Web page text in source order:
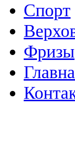
Спорт
Фризы